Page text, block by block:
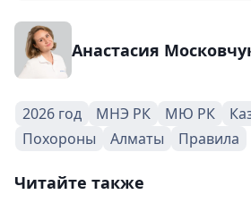
Анастасия
2026 год МНЭ РК МЮ РК
Похороны
Алматы Правила
Читайте также